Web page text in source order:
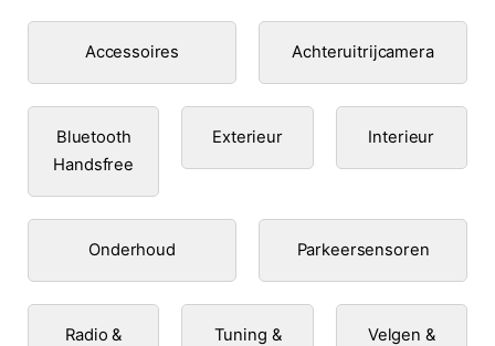
Accessoires Achteruitrijcamera
Bluetooth
Handsfree
Exterieur Interieur
Onderhoud Parkeersensoren
Radio &
Tuning &
Velgen &